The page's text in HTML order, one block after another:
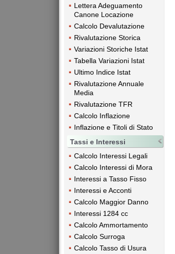
Lettera Adeguamento
Canone Locazione
Calcolo Devalutazione
Rivalutazione Storica
Variazioni Storiche Istat
Tabella Variazioni Istat
Ultimo Indice Istat
Rivalutazione Annuale
Media
Rivalutazione TFR
Calcolo Inflazione
Inflazione e Titoli di Stato
Tassi e Interessi
Calcolo Interessi Legali
Calcolo Interessi di Mora
Interessi a Tasso Fisso
Interessi e Acconti
Calcolo Maggior Danno
Interessi 1284 cc
Calcolo Ammortamento
Calcolo Surroga
Calcolo Tasso di Usura